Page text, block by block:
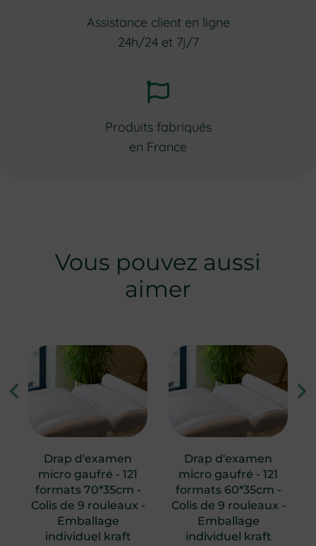
Assistance client en ligne
24h/24 et 7j/7
Produits fabriqués
en France
Vous pouvez aussi
aimer
Drap d'examen
micro gaufré - 121
formats 70*35cm -
Colis de 9 rouleaux -
Emballage
individuel kraft
Drap d'examen
micro gaufré - 121
formats 60*35cm -
Colis de 9 rouleaux -
Emballage
individuel kraft